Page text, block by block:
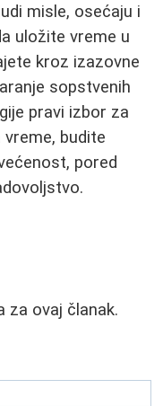
misle, osećaju i
uložite vreme u
kroz izazovne
sopstvenih
pravi izbor za
budite
pored
za ovaj članak.